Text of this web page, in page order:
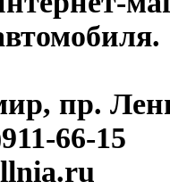
пр.
66-15